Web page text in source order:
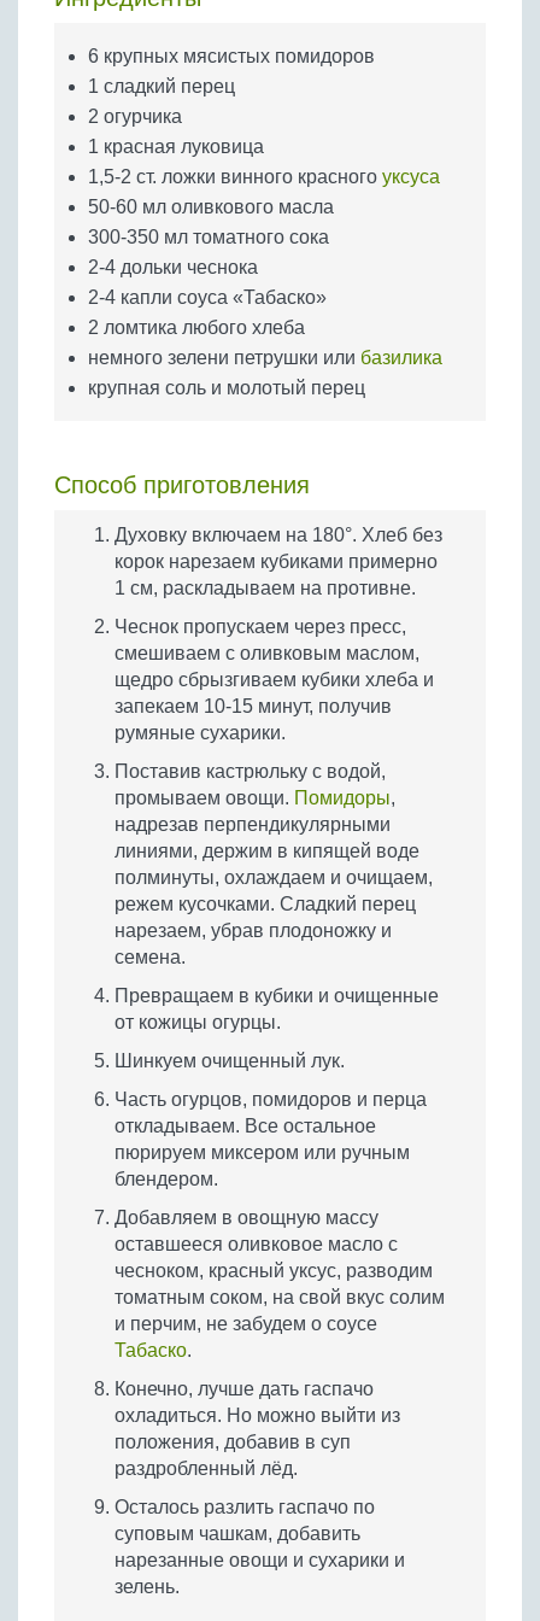
Бобовые
Яйца
Крупы
6 крупных мясистых помидоров
1 сладкий перец
2 огурчика
1 красная луковица
1,5-2 ст. ложки винного красного уксуса
50-60 мл оливкового масла
300-350 мл томатного сока
2-4 дольки чеснока
2-4 капли соуса «Табаско»
2 ломтика любого хлеба
немного зелени петрушки или базилика
крупная соль и молотый перец
Способ приготовления
Духовку включаем на 180°. Хлеб без
корок нарезаем кубиками примерно
1 см, раскладываем на противне.
Чеснок пропускаем через пресс,
смешиваем с оливковым маслом,
щедро сбрызгиваем кубики хлеба и
запекаем 10-15 минут, получив
румяные сухарики.
Поставив кастрюльку с водой,
промываем овощи. Помидоры,
надрезав перпендикулярными
линиями, держим в кипящей воде
полминуты, охлаждаем и очищаем,
режем кусочками. Сладкий перец
нарезаем, убрав плодоножку и
семена.
Превращаем в кубики и очищенные
от кожицы огурцы.
Шинкуем очищенный лук.
Часть огурцов, помидоров и перца
откладываем. Все остальное
пюрируем миксером или ручным
блендером.
Добавляем в овощную массу
оставшееся оливковое масло с
чесноком, красный уксус, разводим
томатным соком, на свой вкус солим
и перчим, не забудем о соусе
Табаско.
Конечно, лучше дать гаспачо
охладиться. Но можно выйти из
положения, добавив в суп
раздробленный лёд.
Осталось разлить гаспачо по
суповым чашкам, добавить
нарезанные овощи и сухарики и
зелень.